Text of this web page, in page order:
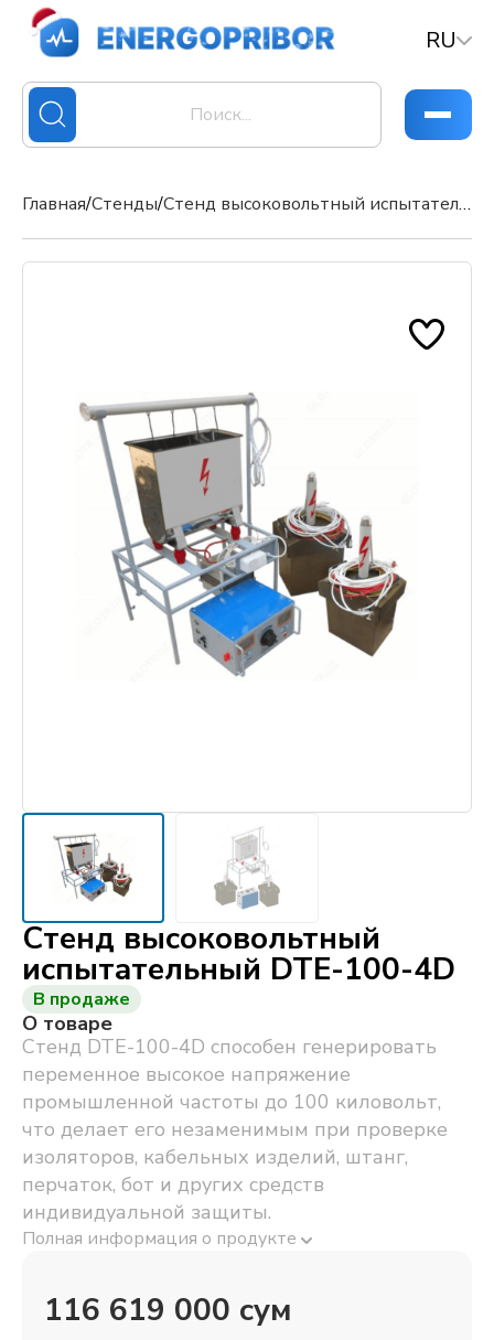
RU
Главная/Стенды/ Стенд высоковольтный испытательный DTE-100-4D
Стенд высоковольтный
испытательный DTE-100-4D
В продаже
О товаре
Стенд DTE-100-4D способен генерировать
переменное высокое напряжение
промышленной частоты до 100 киловольт,
что делает его незаменимым при проверке
изоляторов, кабельных изделий, штанг,
перчаток, бот и других средств
индивидуальной защиты.
Полная информация о продукте
116 619 000 сум